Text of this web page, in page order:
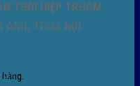
THỚI HIỆP TP.HCM
ANH, TP.HÀ NỘI
màng PE- màng chit
- skinfilm - hút sát da